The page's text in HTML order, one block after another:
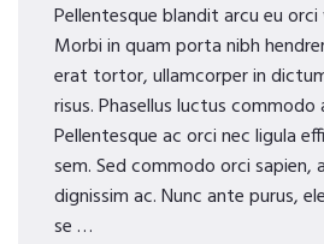
Pellentesque blandit arcu eu
Morbi in quam porta nibh
erat tortor, ullamcorper in
risus. Phasellus luctus commodo
Pellentesque ac orci nec ligula
sem. Sed commodo orci sapien,
dignissim ac. Nunc ante purus,
se …